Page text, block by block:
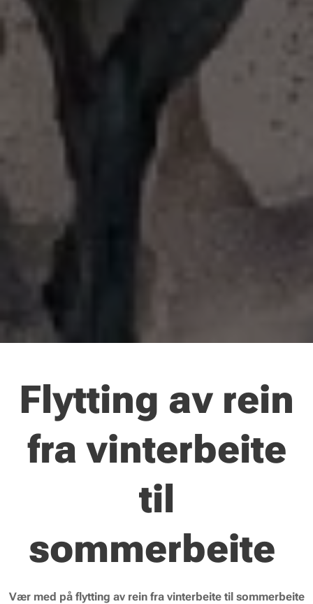
Flytting av rein
fra vinterbeite
til
sommerbeite
Vær med på flytting av rein fra vinterbeite til sommerbeite